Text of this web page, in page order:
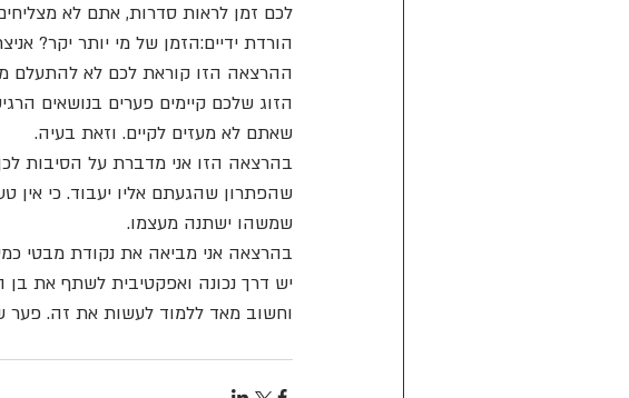
לכם זמן לראות סדרות, אתם לא
הורדת ידיים:הזמן של מי יותר יקר?
ההרצאה הזו קוראת לכם לא להתעלם
הזוג שלכם קיימים פערים בנושאים
שאתם לא מעזים לקיים. וזאת בעיה.
בהרצאה הזו אני מדברת על הסיבות
שהפתרון שהגעתם אליו יעבוד. כי
שמשהו ישתנה מעצמו.
בהרצאה אני מביאה את נקודת מבטי
יש דרך נכונה ואפקטיבית לשתף את בן
וחשוב מאד ללמוד לעשות את זה. פער